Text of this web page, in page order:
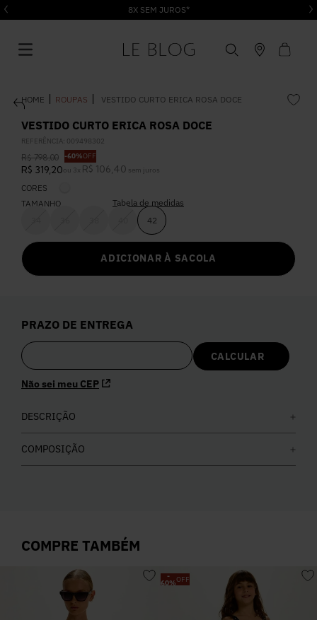
8X SEM JUROS*
ROUPAS VESTIDO CURTO ERICA ROSA DOCE
VESTIDO CURTO ERICA ROSA DOCE
REFERÊNCIA: 009498302
R$ 798,00 -60%OFF
R$ 319,20 ou 3 x R$ 106 40 sem juros
CORES
TAMANHO
42
Tabela de medidas
ADICIONAR À SACOLA
PRAZO DE ENTREGA
Não sei meu CEP
DESCRIÇÃO
COMPOSIÇÃO
COMPRE TAMBÉM
-
60%OFF
1º Vestido
2º
5º Calça
6º Colete
7º Vestidos
Camisa
10º Vestido Branco